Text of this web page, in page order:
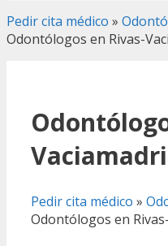
Pedir cita médico »
Odontólogos en Rivas-
Pedir cita médico »
Odontólogos en